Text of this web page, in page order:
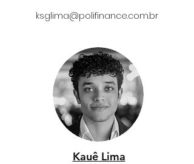
ksglima@polifinance.com.br
Kauê Lima